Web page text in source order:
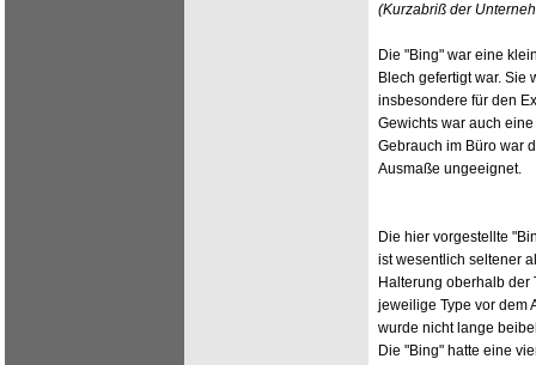
(Kurzabriß der
Die "Bing" war eine
Blech gefertigt war.
insbesondere für den
Gewichts war auch
Gebrauch im Büro war
Ausmaße ungeeignet.
Die hier vorgestellte
ist wesentlich seltener
Halterung oberhalb
jeweilige Type vor dem
wurde nicht lange
Die "Bing" hatte eine